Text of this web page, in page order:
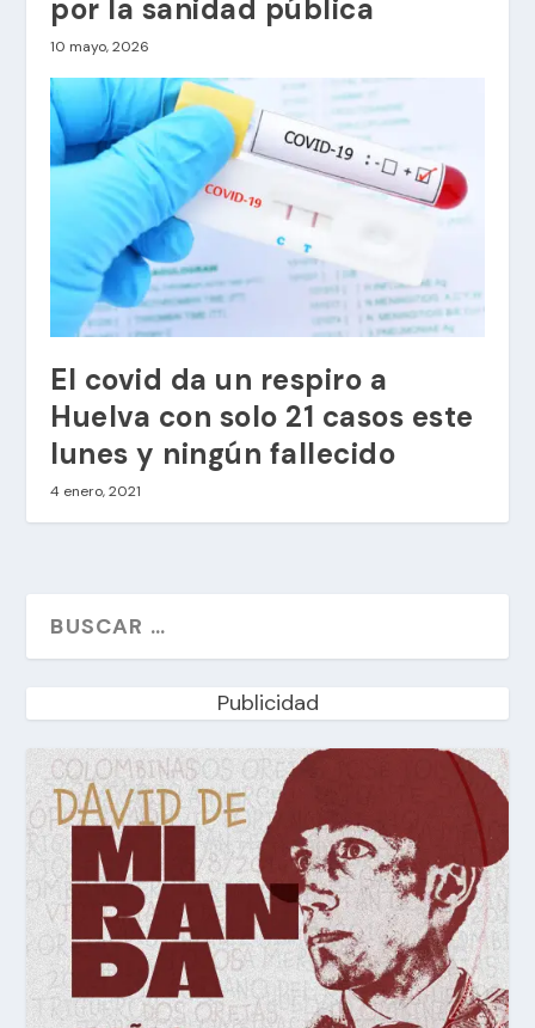
por la sanidad pública
10 mayo, 2026
El covid da un respiro a
Huelva con solo 21 casos este
lunes y ningún fallecido
4 enero, 2021
Publicidad